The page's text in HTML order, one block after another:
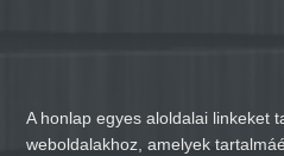
A honlap egyes aloldalai linkeket
weboldalakhoz, amelyek